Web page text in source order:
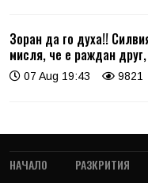
Зоран да го духа!!
мисля, че е раждан
07 Aug 19:43 9821
НАЧАЛО РАЗКРИТИЯ